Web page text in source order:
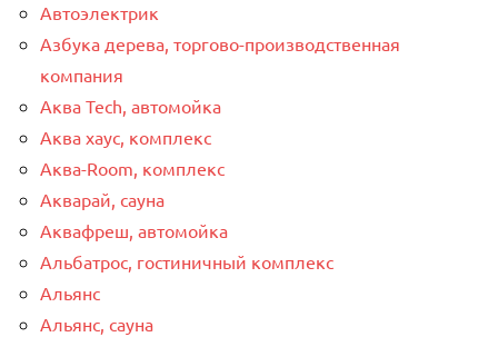
Автоэлектрик
Азбука дерева, торгово-производственная
компания
Аква Tech, автомойка
Аква хаус, комплекс
Аква-Room, комплекс
Акварай, сауна
Аквафреш, автомойка
Альбатрос, гостиничный комплекс
Альянс
Альянс, сауна